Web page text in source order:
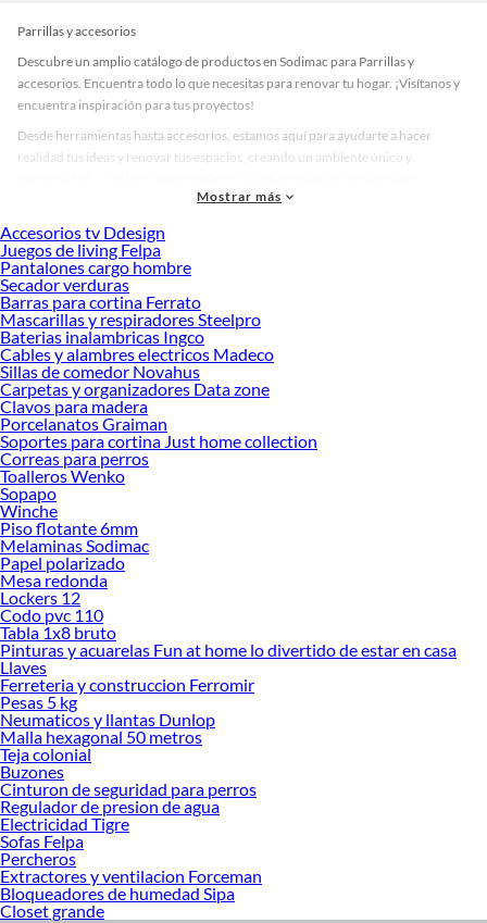
Parrillas y accesorios
Descubre un amplio catálogo de productos en Sodimac para Parrillas y
accesorios. Encuentra todo lo que necesitas para renovar tu hogar. ¡Visítanos y
encuentra inspiración para tus proyectos!
Desde herramientas hasta accesorios, estamos aquí para ayudarte a hacer
realidad tus ideas y renovar tus espacios, creando un ambiente único y
accesorios de calidad que te ayudarán a crear un espacio más tú.
Desde remodelaciones hasta proyectos de decoración, estamos aquí para hacer
tus ideas realidad. ¡Visítanos y encuentra todo lo que tenemos para ofrecerte en
Parrillas y accesorios!
Explora la variedad de productos de Parrillas y accesorios en Sodimac
Herramientas, materiales y accesorios de calidad para tus proyectos y
renovación de espacios. ¡Visítanos y descubre todo lo que tenemos para
ofrecerte!
Encuentra una amplia variedad de productos de Parrillas y accesorios en
Sodimac. Encuentra todo lo necesario para tus proyectos de renovación y
decoración. ¡Visítanos y haz tus ideas realidad!
Mostrar más
Accesorios tv Ddesign
Juegos de living Felpa
Pantalones cargo hombre
Secador verduras
Barras para cortina Ferrato
Mascarillas y respiradores Steelpro
Baterias inalambricas Ingco
Cables y alambres electricos Madeco
Sillas de comedor Novahus
Carpetas y organizadores Data zone
Clavos para madera
Porcelanatos Graiman
Soportes para cortina Just home collection
Correas para perros
Toalleros Wenko
Sopapo
Winche
Piso flotante 6mm
Melaminas Sodimac
Papel polarizado
Mesa redonda
Lockers 12
Codo pvc 110
Tabla 1x8 bruto
Pinturas y acuarelas Fun at home lo divertido de estar en casa
Llaves
Ferreteria y construccion Ferromir
Pesas 5 kg
Neumaticos y llantas Dunlop
Malla hexagonal 50 metros
Teja colonial
Buzones
Cinturon de seguridad para perros
Regulador de presion de agua
Electricidad Tigre
Sofas Felpa
Percheros
Extractores y ventilacion Forceman
Bloqueadores de humedad Sipa
Closet grande